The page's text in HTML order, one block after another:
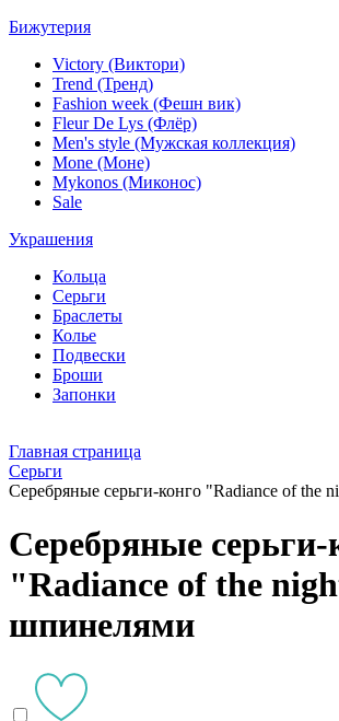
Бижутерия
Victory (Виктори)
Trend (Тренд)
Fashion week (Фешн вик)
Fleur De Lys (Флёр)
Men's style (Мужская коллекция)
Mone (Моне)
Mykonos (Миконос)
Sale
Украшения
Кольца
Серьги
Браслеты
Колье
Подвески
Броши
Запонки
Главная страница
Серьги
Серебряные серьги-конго "Radiance of the
Серебряные серьги-
"Radiance of the
шпинелями